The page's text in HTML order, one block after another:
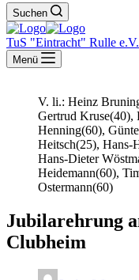
Suchen
TuS "Eintracht" Rulle e.V.
Menü
V. li.: Heinz
Gertrud Kruse(40),
Henning(60),
Heitsch(25), Hans-
Hans-Dieter
Heidemann(60),
Ostermann(60)
Jubilarehrung
Clubheim